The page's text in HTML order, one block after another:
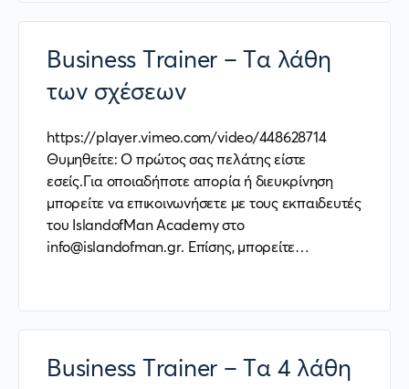
Business Trainer – Τα λάθη
των σχέσεων
https://player.vimeo.com/video/448628714
Θυμηθείτε: Ο πρώτος σας πελάτης είστε
εσείς.Για οποιαδήποτε απορία ή διευκρίνηση
μπορείτε να επικοινωνήσετε με τους εκπαιδευτές
του IslandofMan Academy στο
info@islandofman.gr. Επίσης, μπορείτε…
Business Trainer – Τα 4 λάθη